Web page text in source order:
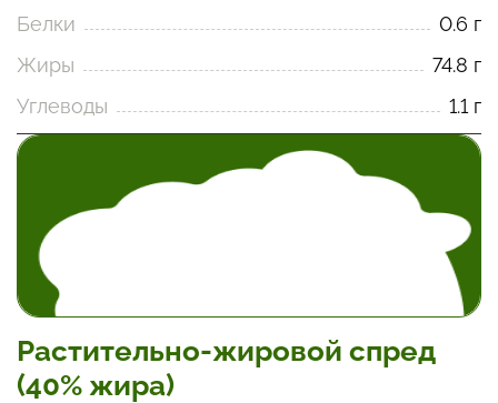
Белки
0.6 г
Жиры
74.8 г
Углеводы
1.1 г
Растительно-жировой спред
(40% жира)